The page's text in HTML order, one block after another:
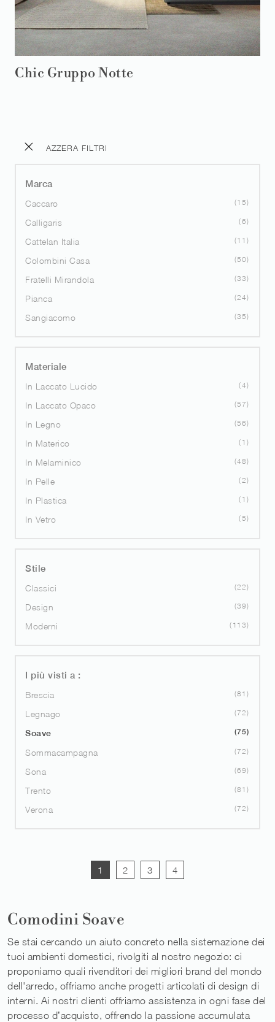
AZZERA FILTRI
Marca
Caccaro
15
Calligaris 6
Cattelan Italia 11
Colombini Casa 50
Fratelli Mirandola 33
Pianca 24
Sangiacomo 35
Materiale
In Laccato Lucido
4
In Laccato Opaco 57
In Legno 56
In Materico 1
In Melaminico 48
In Pelle 2
In Plastica 1
In Vetro 5
Stile
Classici
22
Design 39
Moderni 113
I più visti a :
Brescia
81
Legnago 72
Soave 75
Sommacampagna 72
Sona 69
Trento 81
Verona 72
Chic Gruppo Notte
1 2 3 4
Comodini Soave
Se stai cercando un aiuto concreto nella sistemazione dei
tuoi ambienti domestici, rivolgiti al nostro negozio: ci
proponiamo quali rivenditori dei migliori brand del mondo
dell'arredo, offriamo anche progetti articolati di design di
interni. Ai nostri clienti offriamo assistenza in ogni fase del
processo d’acquisto, offrendo la passione accumulata